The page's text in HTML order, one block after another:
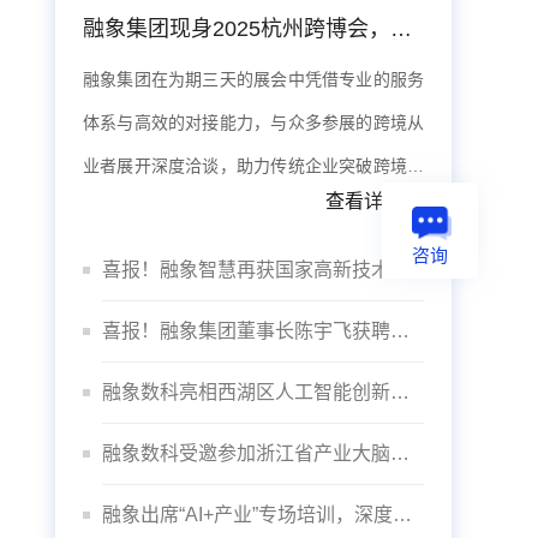
融象集团现身2025杭州跨博会，数据智能体系赋能出海
融象集团在为期三天的展会中凭借专业的服务
体系与高效的对接能力，与众多参展的跨境从
业者展开深度洽谈，助力传统企业突破跨境壁
查看详情>>
喜报！融象集团董事长陈宇飞获聘杭州数据交易所“咨询委员会专家”
融象数科亮相西湖区人工智能创新发展大会
融象数科受邀参加浙江省产业大脑建设推进会议
融象出席“AI+产业”专场培训，深度赋能“智”造未来
咨询